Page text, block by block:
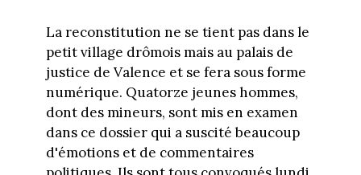
La reconstitution ne se tient pas dans le
petit village drômois mais au palais de
justice de Valence et se fera sous forme
numérique. Quatorze jeunes hommes,
dont des mineurs, sont mis en examen
dans ce dossier qui a suscité beaucoup
d'émotions et de commentaires